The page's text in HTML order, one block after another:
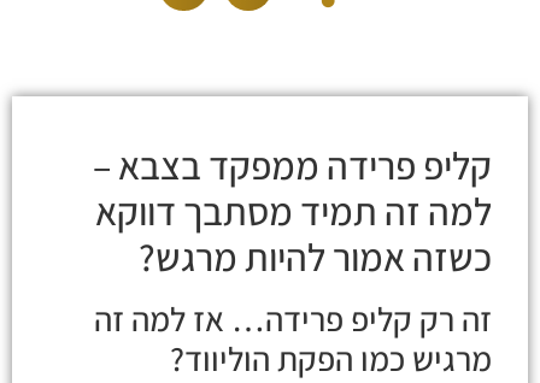
קליפ פרידה ממפקד בצבא –
למה זה תמיד מסתבך דווקא
כשזה אמור להיות מרגש?
זה רק קליפ פרידה… אז למה זה
מרגיש כמו הפקת הוליווד?